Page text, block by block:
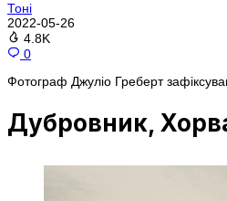
Тоні
2022-05-26
4.8K
0
Фотограф Джуліо Греберт
Дубровник,